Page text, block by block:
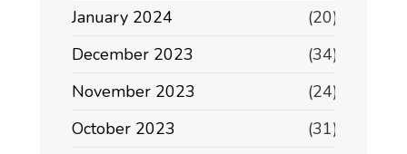
January 2024
(20)
December 2023
(34)
November 2023
(24)
October 2023
(31)